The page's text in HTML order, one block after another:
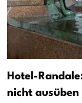
Hotel-
nicht ausüben